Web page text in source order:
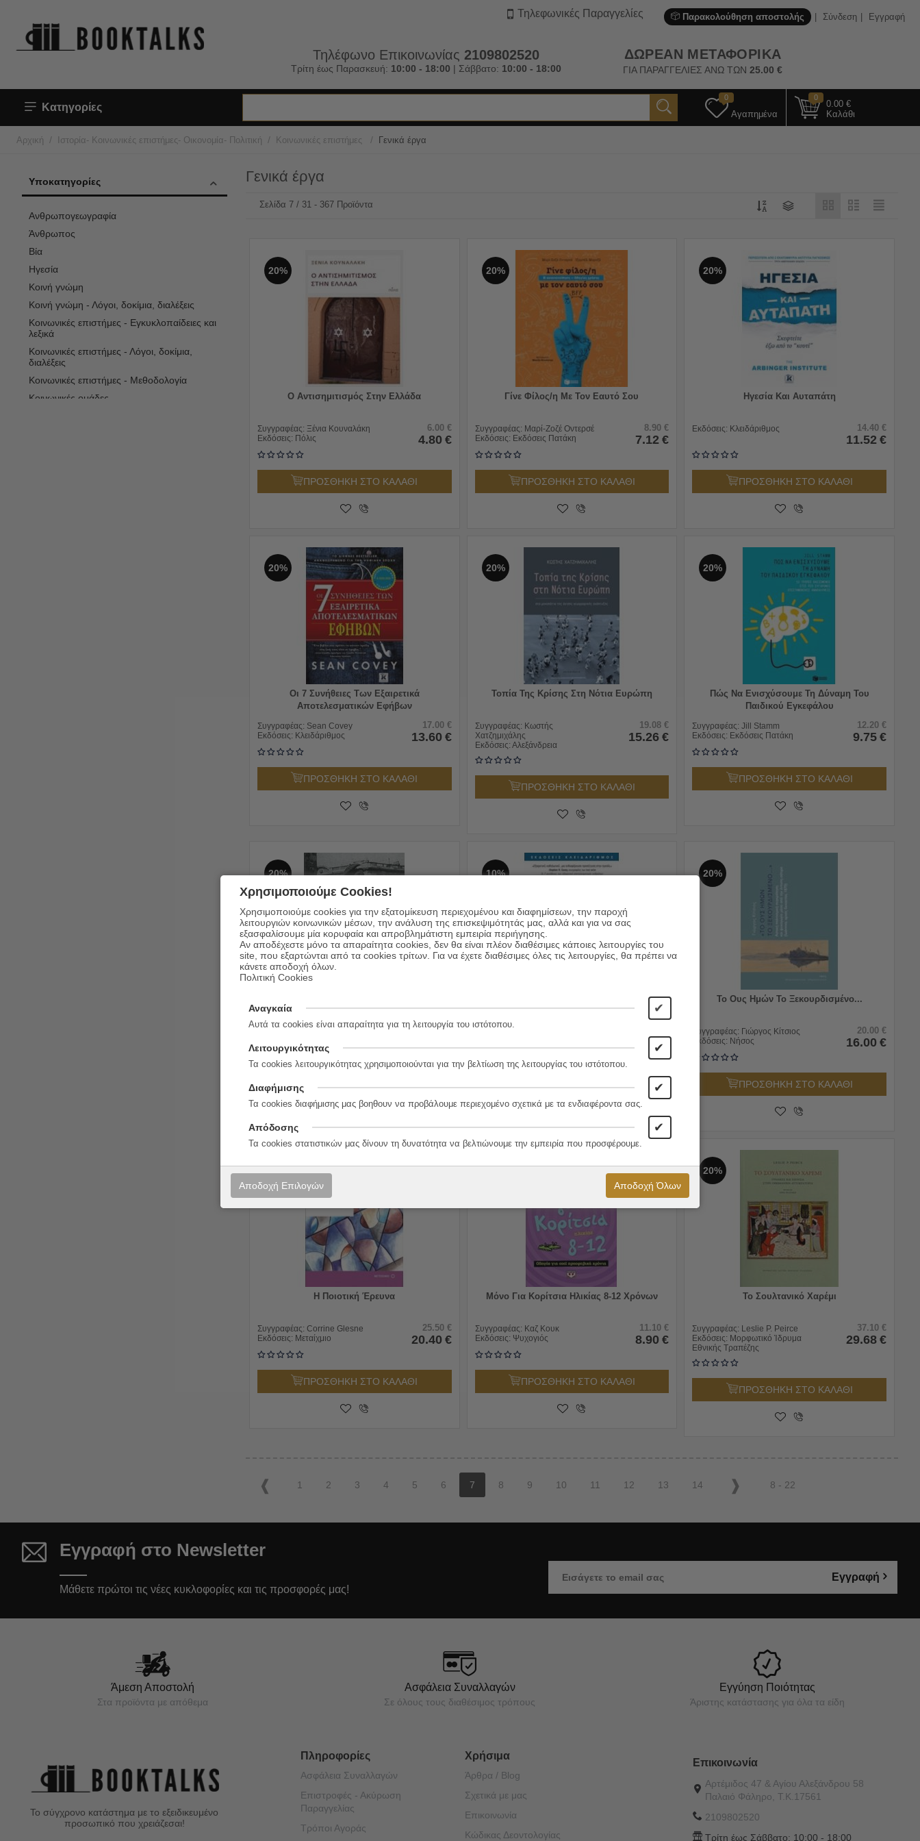
Παρακολούθηση αποστολής Σύνδεση Εγγραφή
Τηλεφωνικές Παραγγελίες
Τηλέφωνο Επικοινωνίας 2109802520
Τρίτη έως Παρασκευή: 10:00 - 18:00 | Σάββατο: 10:00 - 18:00
ΔΩΡΕΑΝ ΜΕΤΑΦΟΡΙΚΑ
ΓΙΑ ΠΑΡΑΓΓΕΛΙΕΣ ΑΝΩ ΤΩΝ25.00 €
Κατηγορίες
0
Αγαπημένα
0
0.00 €
Καλάθι
Αρχική / Ιστορία- Κοινωνικές επιστήμες- Οικονομία- Πολιτική / Κοινωνικές επιστήμες / Γενικά έργα
Υποκατηγορίες
Ανθρωπογεωγραφία
Άνθρωπος
Βία
Ηγεσία
Κοινή γνώμη
Κοινή γνώμη - Λόγοι, δοκίμια, διαλέξεις
Κοινωνικές επιστήμες - Εγκυκλοπαίδειες και
λεξικά
Κοινωνικές επιστήμες - Λόγοι, δοκίμια,
διαλέξεις
Κοινωνικές επιστήμες - Μεθοδολογία
Κοινωνικές ομάδες
Γενικά έργα
Σελίδα 7 / 31 - 367 Προϊόντα
20%
Ο Αντισημιτισμός Στην Ελλάδα
Συγγραφέας: Ξένια Κουναλάκη
Εκδόσεις: Πόλις
6.00 €
4.80 €
ΠΡΟΣΘΗΚΗ ΣΤΟ ΚΑΛΑΘΙ
20%
Γίνε Φίλος/η Με Τον Εαυτό Σου
Συγγραφέας: Μαρί-Ζοζέ Οντερσέ
Εκδόσεις: Εκδόσεις Πατάκη
8.90 €
7.12 €
ΠΡΟΣΘΗΚΗ ΣΤΟ ΚΑΛΑΘΙ
20%
Ηγεσία Και Αυταπάτη
Εκδόσεις: Κλειδάριθμος 14.40 €
11.52 €
ΠΡΟΣΘΗΚΗ ΣΤΟ ΚΑΛΑΘΙ
20%
Οι 7 Συνήθειες Των Εξαιρετικά
Αποτελεσματικών Εφήβων
Συγγραφέας: Sean Covey
Εκδόσεις: Κλειδάριθμος
17.00 €
13.60 €
ΠΡΟΣΘΗΚΗ ΣΤΟ ΚΑΛΑΘΙ
20%
Τοπία Της Κρίσης Στη Νότια Ευρώπη
Συγγραφέας: Κωστής
Χατζημιχάλης
Εκδόσεις: Αλεξάνδρεια
19.08 €
15.26 €
ΠΡΟΣΘΗΚΗ ΣΤΟ ΚΑΛΑΘΙ
20%
Πώς Να Ενισχύσουμε Τη Δύναμη Του
Παιδικού Εγκεφάλου
Συγγραφέας:Jill Stamm
Εκδόσεις: Εκδόσεις Πατάκη
12.20 €
9.75 €
ΠΡΟΣΘΗΚΗ ΣΤΟ ΚΑΛΑΘΙ
20%
Γυναίκας
Mary Wollstonecraft
7.99 €
ΠΡΟΣΘΗΚΗ ΣΤΟ ΚΑΛΑΘΙ
10%
9.76 €
20%
Το Ους Ημών Το Ξεκουρδισμένο...
Συγγραφέας: Γιώργος Κίτσιος
Εκδόσεις: Νήσος
20.00 €
16.00 €
ΠΡΟΣΘΗΚΗ ΣΤΟ ΚΑΛΑΘΙ
Η Ποιοτική Έρευνα
Συγγραφέας: Corrine Glesne
Εκδόσεις: Μεταίχμιο
25.50 €
20.40 €
ΠΡΟΣΘΗΚΗ ΣΤΟ ΚΑΛΑΘΙ
Μόνο Για Κορίτσια Ηλικίας 8-12 Χρόνων
Συγγραφέας: Καζ Κουκ
Εκδόσεις: Ψυχογιός
11.10 €
8.90 €
ΠΡΟΣΘΗΚΗ ΣΤΟ ΚΑΛΑΘΙ
20%
Το Σουλτανικό Χαρέμι
Συγγραφέας: Leslie P. Peirce
Εκδόσεις: Μορφωτικό Ίδρυμα
Εθνικής Τραπέζης
37.10 €
29.68 €
ΠΡΟΣΘΗΚΗ ΣΤΟ ΚΑΛΑΘΙ
1 2 3 4 5 6 7 8 9 10 11 12 13 14 8 - 22
Εγγραφή στο Newsletter
Μάθετε πρώτοι τις νέες κυκλοφορίες και τις προσφορές μας!
Εγγραφή
Άμεση Αποστολή
Στα προϊόντα με απόθεμα
Ασφάλεια Συναλλαγών
Σε όλους τους διαθέσιμος τρόπους
Εγγύηση Ποιότητας
Άριστης κατάστασης για όλα τα είδη
Το σύγχρονο κατάστημα με το εξειδικευμένο
προσωπικό που χρειάζεσαι!
Πληροφορίες
Ασφάλεια Συναλλαγών
Επιστροφές - Ακύρωση
Παραγγελίας
Τρόποι Αγοράς
Χρήσιμα
Άρθρα / Blog
Σχετικά με μας
Επικοινωνία
Κώδικας Δεοντολογίας
Επικοινωνία
Αρτέμιδος 47 & Αγίου Αλεξάνδρου 58
Παλαιό Φάληρο, Τ.Κ.17561
2109802520
Τρίτη έως Σάββατο: 10:00 - 18:00
Χρησιμοποιούμε Cookies!
Χρησιμοποιούμε cookies για την εξατομίκευση περιεχομένου και διαφημίσεων, την παροχή
λειτουργιών κοινωνικών μέσων, την ανάλυση της επισκεψιμότητάς μας, αλλά και για να σας
εξασφαλίσουμε μία κορυφαία και απροβλημάτιστη εμπειρία περιήγησης.
Αν αποδέχεστε μόνο τα απαραίτητα cookies, δεν θα είναι πλέον διαθέσιμες κάποιες λειτουργίες του
site, που εξαρτώνται από τα cookies τρίτων. Για να έχετε διαθέσιμες όλες τις λειτουργίες, θα πρέπει να
κάνετε αποδοχή όλων.
Πολιτική Cookies
Αναγκαία ✔
Αυτά τα cookies είναι απαραίτητα για τη λειτουργία του ιστότοπου.
Λειτουργικότητας ✔
Τα cookies λειτουργικότητας χρησιμοποιούνται για την βελτίωση της λειτουργίας του ιστότοπου.
Διαφήμισης ✔
Τα cookies διαφήμισης μας βοηθουν να προβάλουμε περιεχομένο σχετικά με τα ενδιαφέροντα σας.
Απόδοσης ✔
Τα cookies στατιστικών μας δίνουν τη δυνατότητα να βελτιώνουμε την εμπειρία που προσφέρουμε.
Αποδοχή Επιλογών Αποδοχή Όλων